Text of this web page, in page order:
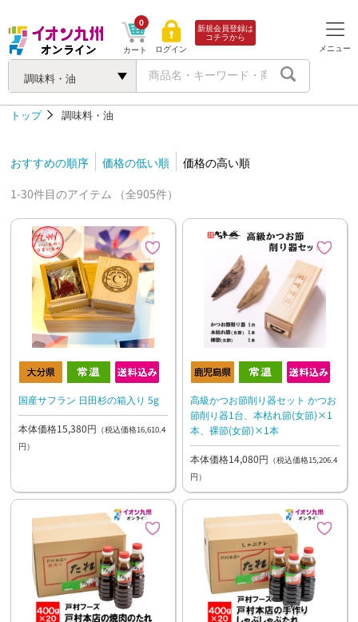
調味料・油
カート
0
ログイン
新規会員登録は
コチラから
メニュー
トップ 調味料・油
おすすめの順序 価格の低い順
価格の高い順
1-30件目のアイテム （全905件）
国産サフラン 日田杉の箱入り 5g
本体価格15,380円 （税込価格16,610.4
円）
高級かつお節削り器セット かつお
節削り器1台、本枯れ節(女節)×1
本、裸節(女節)×1本
本体価格14,080円 （税込価格15,206.4
円）